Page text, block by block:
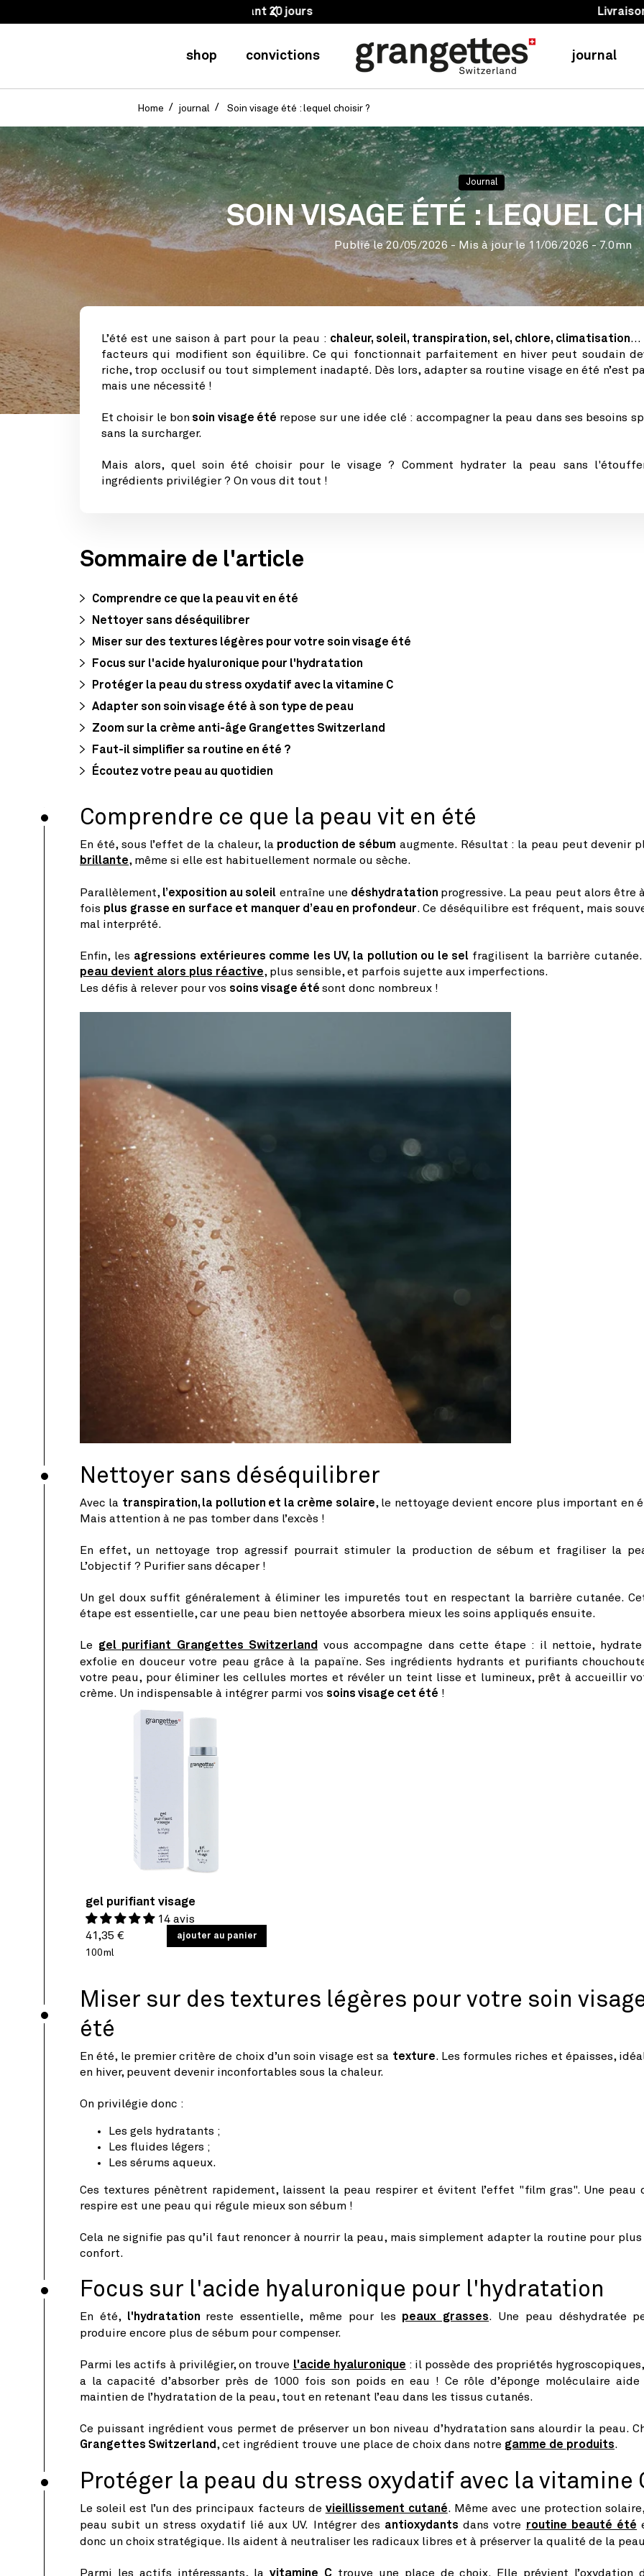
shop convictions journal
Home journal Soin visage été : lequel choisir ?
Journal
SOIN VISAGE ÉTÉ : LEQUEL
Publié le20/05/2026 - Mis à jour le 11/06/2026 - 7.0mn
L’été est une saison à part pour la peau : chaleur, soleil, transpiration, sel, chlore, climatisation…
facteurs qui modifient son équilibre. Ce qui fonctionnait parfaitement en hiver peut soudain
riche, trop occlusif ou tout simplement inadapté. Dès lors, adapter sa routine visage en été n’est
mais une nécessité !
Et choisir le bon soin visage été repose sur une idée clé : accompagner la peau dans ses besoins
sans la surcharger.
Mais alors, quel soin été choisir pour le visage ? Comment hydrater la peau sans
ingrédients privilégier ? On vous dit tout !
Sommaire de l'article
Comprendre ce que la peau vit en été
Nettoyer sans déséquilibrer
Miser sur des textures légères pour votre soin visage été
Focus sur l'acide hyaluronique pour l'hydratation
Protéger la peau du stress oxydatif avec la vitamine C
Adapter son soin visage été à son type de peau
Zoom sur la crème anti-âge Grangettes Switzerland
Faut-il simplifier sa routine en été ?
Écoutez votre peau au quotidien
Comprendre ce que la peau vit en été
En été, sous l’effet de la chaleur, la production de sébum augmente. Résultat : la peau peut devenir
brillante, même si elle est habituellement normale ou sèche.
Parallèlement, l’exposition au soleil entraîne une déshydratation progressive. La peau peut alors être
fois plus grasse en surface et manquer d’eau en profondeur. Ce déséquilibre est fréquent, mais
mal interprété.
Enfin, les agressions extérieures comme les UV, la pollution ou le sel fragilisent la barrière cutanée.
peau devient alors plus réactive, plus sensible, et parfois sujette aux imperfections.
Les défis à relever pour vos soins visage été sont donc nombreux !
Nettoyer sans déséquilibrer
Avec la transpiration, la pollution et la crème solaire, le nettoyage devient encore plus important en
Mais attention à ne pas tomber dans l’excès !
En effet, un nettoyage trop agressif pourrait stimuler la production de sébum et fragiliser la
L’objectif ? Purifier sans décaper !
Un gel doux suffit généralement à éliminer les impuretés tout en respectant la barrière cutanée.
étape est essentielle, car une peau bien nettoyée absorbera mieux les soins appliqués ensuite.
Le gel purifiant Grangettes Switzerland
vous accompagne dans cette étape : il nettoie,
exfolie en douceur votre peau grâce à la papaïne. Ses ingrédients hydrants et purifiants
votre peau, pour éliminer les cellules mortes et révéler un teint lisse et lumineux, prêt à accueillir
crème. Un indispensable à intégrer parmi vos soins visage cet été !
gel purifiant visage
14 avis
Prix
habituel
41,35 €
PRIX
UNITAIRE
/
100ml
ajouter au panier
Miser sur des textures légères pour votre soin
été
En été, le premier critère de choix d’un soin visage est sa texture. Les formules riches et épaisses,
en hiver, peuvent devenir inconfortables sous la chaleur.
On privilégie donc :
Les gels hydratants ;
Les fluides légers ;
Les sérums aqueux.
Ces textures pénètrent rapidement, laissent la peau respirer et évitent l’effet "film gras". Une peau
respire est une peau qui régule mieux son sébum !
Cela ne signifie pas qu’il faut renoncer à nourrir la peau, mais simplement adapter la routine pour plus
confort.
Focus sur l'acide hyaluronique pour l'hydratation
En été, l'hydratation reste essentielle, même pour les peaux grasses. Une peau déshydratée
produire encore plus de sébum pour compenser.
Parmi les actifs à privilégier, on trouve l'acide hyaluronique : il possède des propriétés
a la capacité d’absorber près de 1000 fois son poids en eau ! Ce rôle d’éponge moléculaire aide
maintien de l’hydratation de la peau, tout en retenant l’eau dans les tissus cutanés.
Ce puissant ingrédient vous permet de préserver un bon niveau d’hydratation sans alourdir la peau.
Grangettes Switzerland , cet ingrédient trouve une place de choix dans notre gamme de produits.
Protéger la peau du stress oxydatif avec la vitamine
Le soleil est l’un des principaux facteurs de vieillissement cutané. Même avec une protection
peau subit un stress oxydatif lié aux UV. Intégrer des antioxydants dans votre routine beauté été
donc un choix stratégique. Ils aident à neutraliser les radicaux libres et à préserver la qualité de la
Parmi les actifs intéressants, la vitamine Ctrouve une place de choix. Elle prévient l’oxydation